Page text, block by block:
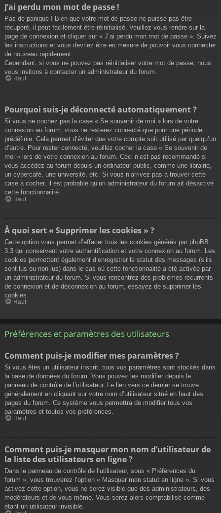
J’ai perdu mon mot de passe !
Pas de panique ! Bien que votre mot de passe ne puisse pas être
récupéré, il peut facilement être réinitialisé. Veuillez vous rendre sur la
page de connexion et cliquer sur « J’ai perdu mon mot de passe ». Suivez
les instructions et vous devriez être en mesure de pouvoir vous connecter
de nouveau rapidement.
Cependant, si vous ne pouvez pas réinitialiser votre mot de passe, nous
vous invitons à contacter un administrateur du forum.
Haut
Pourquoi suis-je déconnecté automatiquement ?
Si vous ne cochez pas la case « Se souvenir de moi » lors de votre
connexion au forum, vous ne resterez connecté que pour une période
prédéfinie. Cela permet d’éviter que votre compte soit utilisé par quelqu’un
d’autre. Pour rester connecté, veuillez cocher la case « Se souvenir de
moi » lors de votre connexion au forum. Ceci n’est pas recommandé si
vous accédez au forum depuis un ordinateur public, comme une librairie,
un cybercafé, une université, etc. Si vous n’arrivez pas à trouver cette
case à cocher, il est probable qu’un administrateur du forum ait désactivé
cette fonctionnalité.
Haut
À quoi sert « Supprimer les cookies » ?
Cette option vous permet d’effacer tous les cookies générés par phpBB
3.3 qui conservent votre authentification et votre connexion au forum. Les
cookies permettent également d’enregistrer le statut des messages (s’ils
sont lus ou non lus) dans le cas où cette fonctionnalité a été activée par
un administrateur du forum. Si vous rencontrez des problèmes récurrents
de connexion et de déconnexion au forum, essayez de supprimer les
cookies.
Haut
Préférences et paramètres des utilisateurs
Comment puis-je modifier mes paramètres ?
Si vous êtes un utilisateur inscrit, tous vos paramètres sont stockés dans
la base de données du forum. Vous pouvez les modifier depuis le
panneau de contrôle de l’utilisateur. Le lien vers ce dernier se trouve
généralement en cliquant sur votre nom d’utilisateur situé en haut des
pages du forum. Ce système vous permettra de modifier tous vos
paramètres et toutes vos préférences.
Haut
Comment puis-je masquer mon nom d’utilisateur de
la liste des utilisateurs en ligne ?
Dans le panneau de contrôle de l’utilisateur, sous « Préférences du
forum », vous trouverez l’option « Masquer mon statut en ligne ». Si vous
activez cette option, vous ne serez visible que des administrateurs, des
modérateurs et de vous-même. Vous serez alors comptabilisé comme
étant un utilisateur invisible.